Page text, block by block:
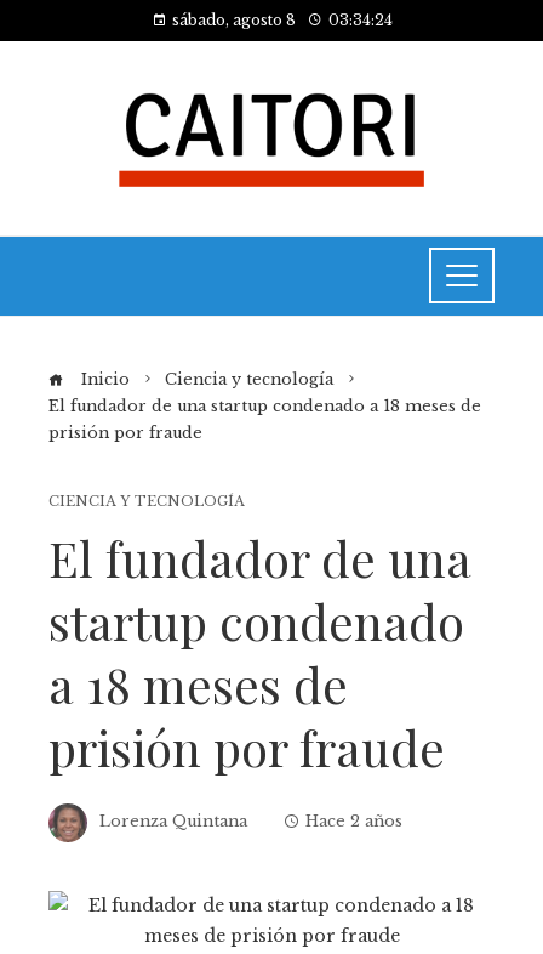
sábado, agosto 8 03:34:24
Inicio
Ciencia y tecnología
El fundador de una startup condenado a 18 meses de
prisión por fraude
CIENCIA Y TECNOLOGÍA
El fundador de una
startup condenado
a 18 meses de
prisión por fraude
Lorenza Quintana Hace 2 años